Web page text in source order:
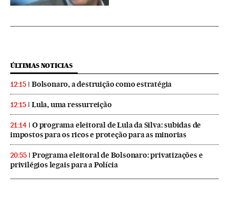
ÚLTIMAS NOTICIAS
12:15 Bolsonaro, a destruição como estratégia
12:15 Lula, uma ressurreição
21:14
O programa eleitoral de Lula da Silva: subidas de
impostos para os ricos e proteção para as minorias
20:55
Programa eleitoral de Bolsonaro: privatizações e
privilégios legais para a Polícia